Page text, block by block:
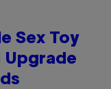
Sex Toy
Upgrade